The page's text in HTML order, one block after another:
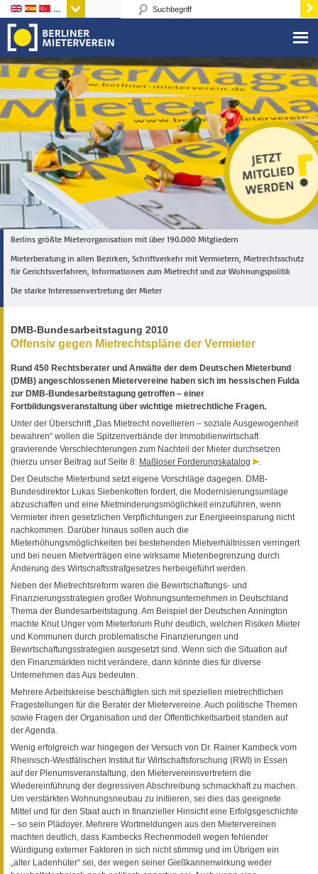
Sprachen
Berlins größte Mieterorganisation mit über 190.000 Mitgliedern
Mieterberatung in allen Bezirken, Schriftverkehr mit Vermietern, Mietrechtsschutz
für Gerichtsverfahren, Informationen zum Mietrecht und zur Wohnungspolitik
Die starke Interessenvertretung der Mieter
DMB-Bundesarbeitstagung 2010
Offensiv gegen Mietrechtspläne der Vermieter
Rund 450 Rechtsberater und Anwälte der dem Deutschen Mieterbund
(DMB) angeschlossenen Mietervereine haben sich im hessischen Fulda
zur DMB-Bundesarbeitstagung getroffen – einer
Fortbildungsveranstaltung über wichtige mietrechtliche Fragen.
Unter der Überschrift „Das Mietrecht novellieren – soziale Ausgewogenheit
bewahren“ wollen die Spitzenverbände der Immobilienwirtschaft
gravierende Verschlechterungen zum Nachteil der Mieter durchsetzen
(hierzu unser Beitrag auf Seite 8: Maßloser Forderungskatalog
.
Der Deutsche Mieterbund setzt eigene Vorschläge dagegen. DMB-
Bundesdirektor Lukas Siebenkotten fordert, die Modernisierungsumlage
abzuschaffen und eine Mietminderungsmöglichkeit einzuführen, wenn
Vermieter ihren gesetzlichen Verpflichtungen zur Energieeinsparung nicht
nachkommen. Darüber hinaus sollen auch die
Mieterhöhungsmöglichkeiten bei bestehenden Mietverhältnissen verringert
und bei neuen Mietverträgen eine wirksame Mietenbegrenzung durch
Änderung des Wirtschaftsstrafgesetzes herbeigeführt werden.
Neben der Mietrechtsreform waren die Bewirtschaftungs- und
Finanzierungsstrategien großer Wohnungsunternehmen in Deutschland
Thema der Bundesarbeitstagung. Am Beispiel der Deutschen Annington
machte Knut Unger vom Mieterforum Ruhr deutlich, welchen Risiken Mieter
und Kommunen durch problematische Finanzierungen und
Bewirtschaftungsstrategien ausgesetzt sind. Wenn sich die Situation auf
den Finanzmärkten nicht verändere, dann könnte dies für diverse
Unternehmen das Aus bedeuten.
Mehrere Arbeitskreise beschäftigten sich mit speziellen mietrechtlichen
Fragestellungen für die Berater der Mietervereine. Auch politische Themen
sowie Fragen der Organisation und der Öffentlichkeitsarbeit standen auf
der Agenda.
Wenig erfolgreich war hingegen der Versuch von Dr. Rainer Kambeck vom
Rheinisch-Westfälischen Institut für Wirtschaftsforschung (RWI) in Essen
auf der Plenumsveranstaltung, den Mietervereinsvertretern die
Wiedereinführung der degressiven Abschreibung schmackhaft zu machen.
Um verstärkten Wohnungsneubau zu initiieren, sei dies das geeignete
Mittel und für den Staat auch in finanzieller Hinsicht eine Erfolgsgeschichte
– so sein Plädoyer. Mehrere Wortmeldungen aus den Mietervereinen
machten deutlich, dass Kambecks Rechenmodell wegen fehlender
Würdigung externer Faktoren in sich nicht stimmig und im Übrigen ein
„alter Ladenhüter“ sei, der wegen seiner Gießkannenwirkung weder